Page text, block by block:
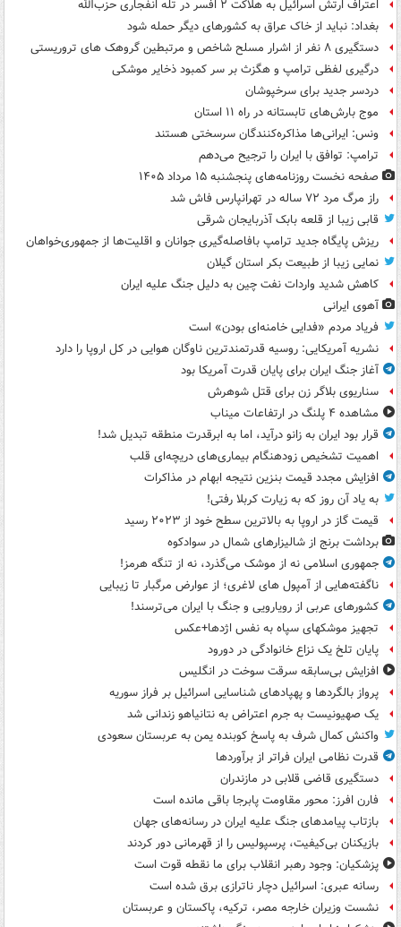
اعتراف ارتش اسرائیل به هلاکت ۲ افسر در تله انفجاری حزب‌الله
بغداد: نباید از خاک عراق به کشورهای دیگر حمله شود
دستگیری ۸ نفر از اشرار مسلح شاخص و مرتبطین گروهک های تروریستی
درگیری لفظی ترامپ و هگزث بر سر کمبود ذخایر موشکی
دردسر جدید برای سرخپوشان
موج بارش‌های تابستانه در راه ۱۱ استان
ونس: ایرانی‌ها مذاکره‌کنندگان سرسختی هستند
ترامپ: توافق با ایران را ترجیح می‌دهم
صفحه نخست روزنامه‌های پنجشنبه ۱۵ مرداد ۱۴۰۵
راز مرگ مرد ۷۲ ساله در تهرانپارس فاش شد
قابی زیبا از قلعه بابک آذربایجان شرقی
ریزش پایگاه جدید ترامپ بافاصله‌گیری جوانان و اقلیت‌ها از جمهوری‌خواهان
نمایی زیبا از طبیعت بکر استان گیلان
کاهش شدید واردات نفت چین به دلیل جنگ علیه ایران
آهوی ایرانی
فریاد مردم «فدایی خامنه‌ای بودن» است
نشریه آمریکایی: روسیه قدرتمندترین ناوگان هوایی در کل اروپا را دارد
آغاز جنگ ایران برای پایان قدرت آمریکا بود
سناریوی بلاگر زن برای قتل شوهرش
مشاهده ۴ پلنگ در ارتفاعات میناب
قرار بود ایران به زانو درآید، اما به ابرقدرت منطقه تبدیل شد!
اهمیت تشخیص زودهنگام بیماری‌های دریچه‌ای قلب
افزایش مجدد قیمت بنزین نتیجه ابهام در مذاکرات
به یاد آن روز که به زیارت کربلا رفتی!
قیمت گاز در اروپا به بالاترین سطح خود از ۲۰۲۳ رسید
برداشت برنج از شالیزارهای شمال در سوادکوه
جمهوری اسلامی نه از موشک می‌گذرد، نه از تنگه هرمز!
ناگفته‌هایی از آمپول های لاغری؛ از عوارض مرگبار تا زیبایی
کشورهای عربی از رویارویی و جنگ با ایران می‌ترسند!
تجهیز موشکهای سپاه به نفس اژدها+عکس
پایان تلخ یک نزاع خانوادگی در دورود
افزایش بی‌سابقه سرقت سوخت در انگلیس
پرواز بالگردها و پهپادهای شناسایی اسرائیل بر فراز سوریه
یک صهیونیست به جرم اعتراض به نتانیاهو زندانی شد
واکنش کمال شرف به پاسخ کوبنده یمن به عربستان سعودی
قدرت نظامی ایران فراتر از برآوردها
دستگیری قاضی قلابی در مازندران
فارن افرز: محور مقاومت پابرجا باقی مانده است
بازتاب پیامدهای جنگ علیه ایران در رسانه‌های جهان
بازیکنان بی‌کیفیت، پرسپولیس را از قهرمانی دور کردند
پزشکیان: وجود رهبر انقلاب برای ما نقطه قوت است
رسانه عبری: اسرائیل دچار ناترازی برق شده است
نشست وزیران خارجه مصر، ترکیه، پاکستان و عربستان